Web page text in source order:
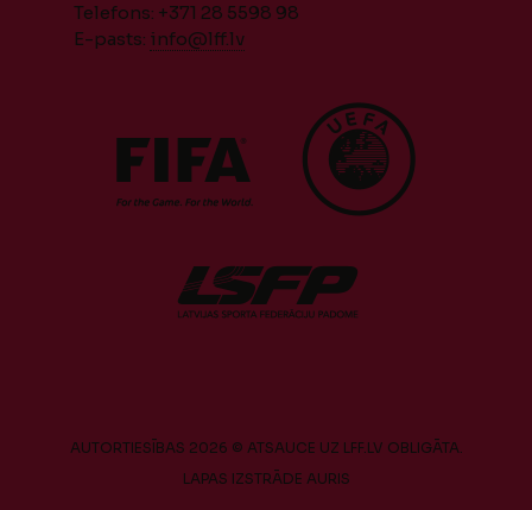
Telefons: +371 28 5598 98
E-pasts: info@lff.lv
AUTORTIESĪBAS 2026 © ATSAUCE UZ LFF.LV OBLIGĀTA.
LAPAS IZSTRĀDE AURIS